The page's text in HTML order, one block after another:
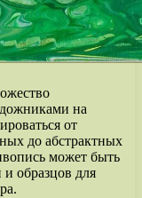
на
от
до абстрактных
может быть
и образцов для